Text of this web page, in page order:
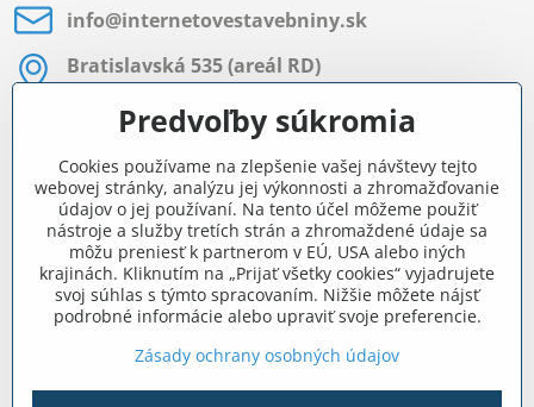
info​@internetovestavebniny​.sk
Bratislavská 535 (areál RD)
Most pri Bratislave
Pon - Pia 8:00 - 11:30 a 12:15 - 15:30
Facebook
Navigácia
Všetko o nákupe
Predvoľby súkromia
Cookies používame na zlepšenie vašej návštevy tejto
webovej stránky, analýzu jej výkonnosti a zhromažďovanie
údajov o jej používaní. Na tento účel môžeme použiť
nástroje a služby tretích strán a zhromaždené údaje sa
môžu preniesť k partnerom v EÚ, USA alebo iných
krajinách. Kliknutím na „Prijať všetky cookies“ vyjadrujete
svoj súhlas s týmto spracovaním. Nižšie môžete nájsť
podrobné informácie alebo upraviť svoje preferencie.
Zásady ochrany osobných údajov